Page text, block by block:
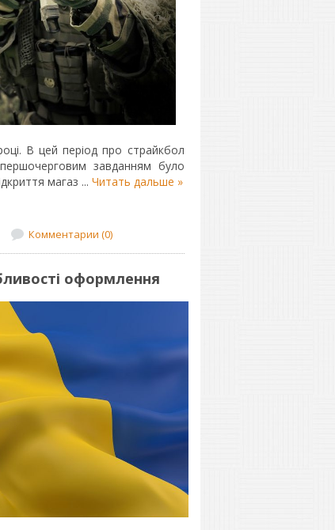
В цей період про страйкбол
завданням було
магаз ... Читать дальше »
Комментарии (0)
оформлення